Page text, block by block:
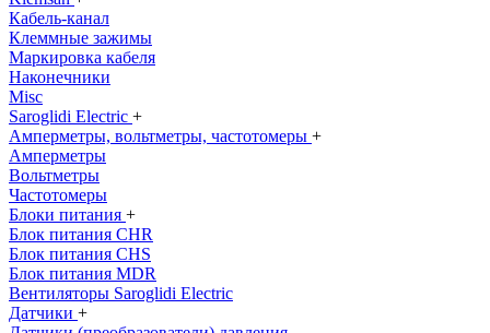
Кабель-канал
Клеммные зажимы
Маркировка кабеля
Наконечники
Misc
Saroglidi Electric +
Амперметры, вольтметры, частотомеры +
Амперметры
Вольтметры
Частотомеры
Блоки питания +
Блок питания CHR
Блок питания CHS
Блок питания MDR
Вентиляторы Saroglidi Electric
Датчики +